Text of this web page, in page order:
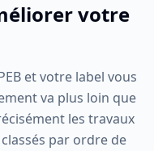
votre
et votre label vous
va plus loin que
les travaux
par ordre de